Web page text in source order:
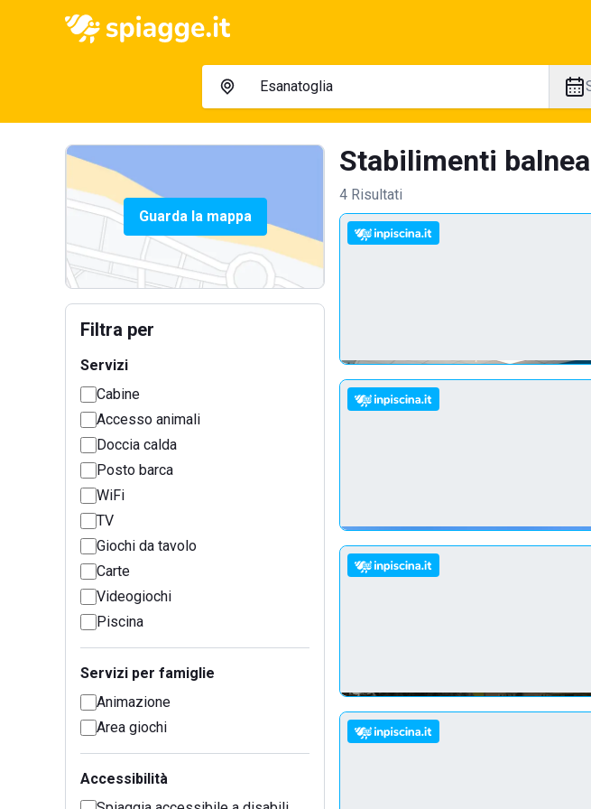
Guarda la mappa
Filtra per
Servizi
Cabine
Accesso animali
Doccia calda
Posto barca
WiFi
TV
Giochi da tavolo
Carte
Videogiochi
Piscina
Servizi per famiglie
Animazione
Area giochi
Accessibilità
Stabilimenti
4 Risultati